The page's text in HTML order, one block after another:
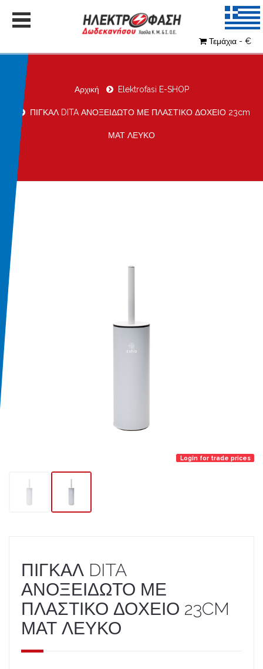
Τεμάχια - €
Αρχική Elektrofasi E-SHOP
ΠΙΓΚΑΛ DITA ΑΝΟΞΕΙΔΩΤΟ ΜΕ ΠΛΑΣΤΙΚΟ ΔΟΧΕΙΟ 23cm
ΜΑΤ ΛΕΥΚΟ
Login for trade prices
ΠΙΓΚΑΛ DITA
ΑΝΟΞΕΙΔΩΤΟ ΜΕ
ΠΛΑΣΤΙΚΟ ΔΟΧΕΙΟ 23CM
ΜΑΤ ΛΕΥΚΟ